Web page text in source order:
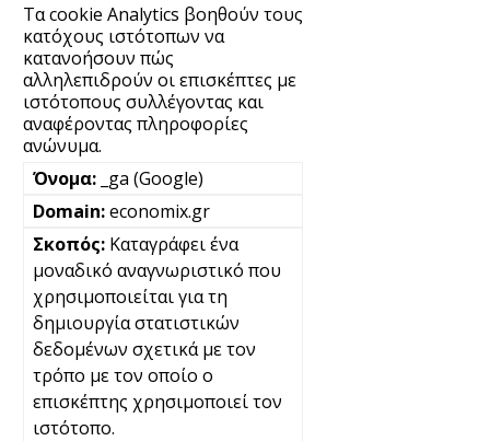
Τα cookie Analytics βοηθούν τους
κατόχους ιστότοπων να
κατανοήσουν πώς
αλληλεπιδρούν οι επισκέπτες με
ιστότοπους συλλέγοντας και
αναφέροντας πληροφορίες
ανώνυμα.
_ga (Google)
economix.gr
Καταγράφει ένα
μοναδικό αναγνωριστικό που
χρησιμοποιείται για τη
δημιουργία στατιστικών
δεδομένων σχετικά με τον
τρόπο με τον οποίο ο
επισκέπτης χρησιμοποιεί τον
ιστότοπο.